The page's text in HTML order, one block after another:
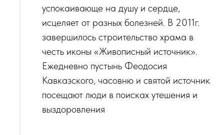
успокаивающе на душу и сердце,
исцеляет от разных болезней. В 2011г.
завершилось строительство храма в
честь иконы «Живописный источник».
Ежедневно пустынь Феодосия
Кавказского, часовню и святой источник
посещают люди в поисках утешения и
выздоровления